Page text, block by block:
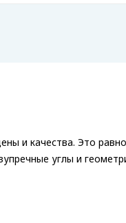
и качества. Это
углы и